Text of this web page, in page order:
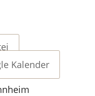
Kalender